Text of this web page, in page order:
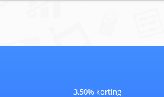
3.50% korting